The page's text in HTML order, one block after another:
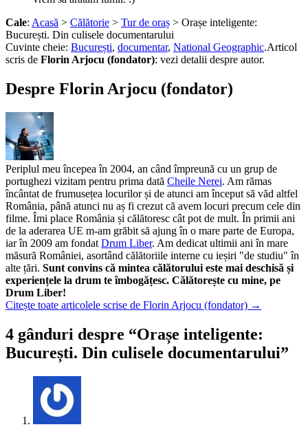
Cale: Acasă > Călătorie > Tur de oraș > Orașe inteligente:
București. Din culisele documentarului
Cuvinte cheie: București, documentar, National Geographic.Articol
scris de Florin Arjocu (fondator): vezi detalii despre autor.
Despre Florin Arjocu (fondator)
Periplul meu începea în 2004, an când împreună cu un grup de
portughezi vizitam pentru prima dată Cheile Nerei. Am rămas
încântat de frumusețea locurilor și de atunci am început să văd altfel
România, până atunci nu aș fi crezut că avem locuri precum cele din
filme. Îmi place România și călătoresc cât pot de mult. În primii ani
de la aderarea UE m-am grăbit să ajung în o mare parte de Europa,
iar în 2009 am fondatDrum Liber. Am dedicat ultimii ani în mare
măsură României, asortând călătoriile interne cu ieșiri "de studiu" în
alte țări. Sunt convins că mintea călătorului este mai deschisă și
experiențele la drum te îmbogățesc. Călătorește cu mine, pe
Drum Liber!
Citește toate articolele scrise de Florin Arjocu (fondator) →
4 gânduri despre “Orașe inteligente:
București. Din culisele documentarului”